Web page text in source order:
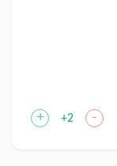
+ +2 -